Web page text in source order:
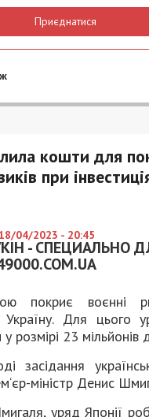
Приєднатися
кошти для
при
04/2023 - 20:45
- СПЕЦИАЛЬНО
покриє воєнні
Україну. Для цього
розмірі 23 мільйонів
засідання
міністр Денис
уряд Японії